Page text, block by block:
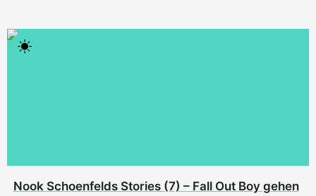
Nook Schoenfelds Stories (7) – Fall Out Boy gehen